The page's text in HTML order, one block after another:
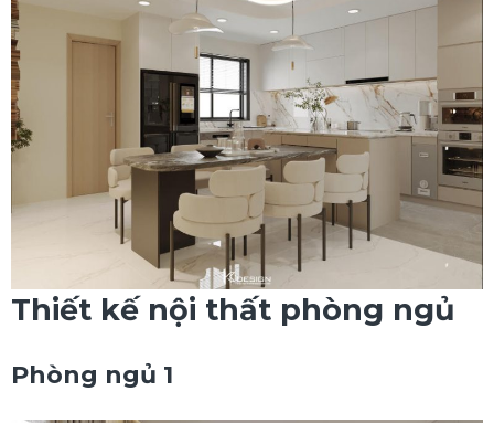
Thiết kế nội thất phòng ngủ
Phòng ngủ 1